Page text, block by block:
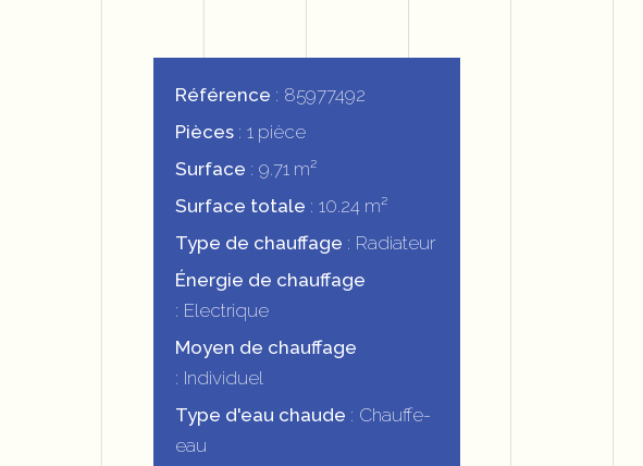
Référence
85977492
Pièces 1 pièce
Surface
9.71 m²
Surface totale
10.24 m²
Type de chauffage
Radiateur
Énergie de chauffage
Electrique
Moyen de chauffage
Individuel
Type d'eau chaude
Chauffe-
eau